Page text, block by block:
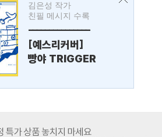
김은성 작가
친필 메시지 수록
---------------
[예스리커버]
빵야 TRIGGER